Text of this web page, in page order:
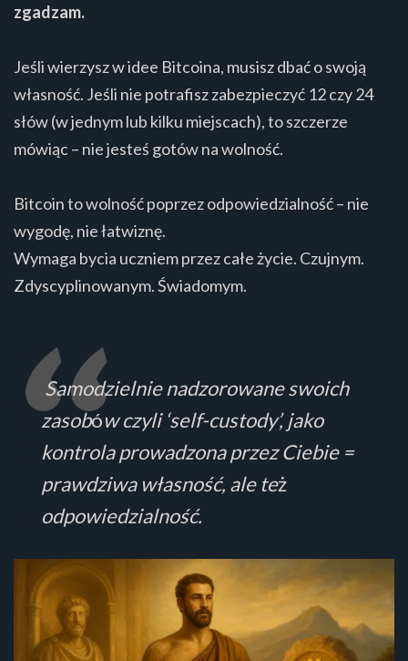
zgadzam.
Jeśli wierzysz w idee Bitcoina, musisz dbać o swoją
własność. Jeśli nie potrafisz zabezpieczyć 12 czy 24
słów (w jednym lub kilku miejscach), to szczerze
mówiąc – nie jesteś gotów na wolność.
Bitcoin to wolność poprzez odpowiedzialność – nie
wygodę, nie łatwiznę.
Wymaga bycia uczniem przez całe życie. Czujnym.
Zdyscyplinowanym. Świadomym.
Samodzielnie nadzorowane swoich
zasobów czyli ‘self-custody’, jako
kontrola prowadzona przez Ciebie =
prawdziwa własność, ale też
odpowiedzialność.